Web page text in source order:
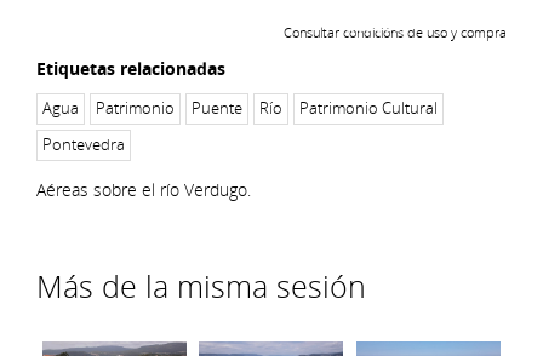
deseos
Consultar condicións de uso y compra
Etiquetas relacionadas
Agua Patrimonio Puente Río
Patrimonio Cultural
Pontevedra
Aéreas sobre el río Verdugo.
Más de la misma sesión